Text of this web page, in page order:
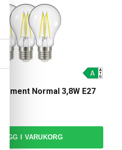
Normal 3,8W E27
LÄGG I VARUKORG